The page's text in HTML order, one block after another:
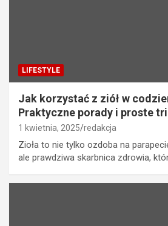
LIFESTYLE
Jak korzystać z ziół w
Praktyczne porady i proste
1 kwietnia, 2025 redakcja
Zioła to nie tylko ozdoba na
ale prawdziwa skarbnica zdrowia,